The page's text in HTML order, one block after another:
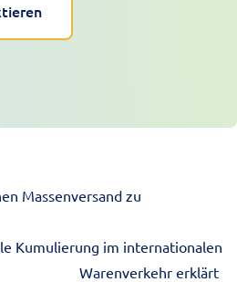
Massenversand zu
Kumulierung im internationalen
Warenverkehr erklärt